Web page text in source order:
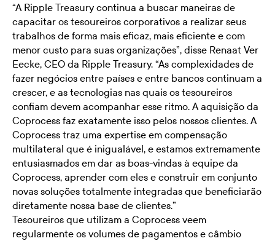
“A Ripple Treasury continua a buscar maneiras de
capacitar os tesoureiros corporativos a realizar seus
trabalhos de forma mais eficaz, mais eficiente e com
menor custo para suas organizações”, disse Renaat Ver
Eecke, CEO da Ripple Treasury. “As complexidades de
fazer negócios entre países e entre bancos continuam a
crescer, e as tecnologias nas quais os tesoureiros
confiam devem acompanhar esse ritmo. A aquisição da
Coprocess faz exatamente isso pelos nossos clientes. A
Coprocess traz uma expertise em compensação
multilateral que é inigualável, e estamos extremamente
entusiasmados em dar as boas-vindas à equipe da
Coprocess, aprender com eles e construir em conjunto
novas soluções totalmente integradas que beneficiarão
diretamente nossa base de clientes.”
Tesoureiros que utilizam a Coprocess veem
regularmente os volumes de pagamentos e câmbio